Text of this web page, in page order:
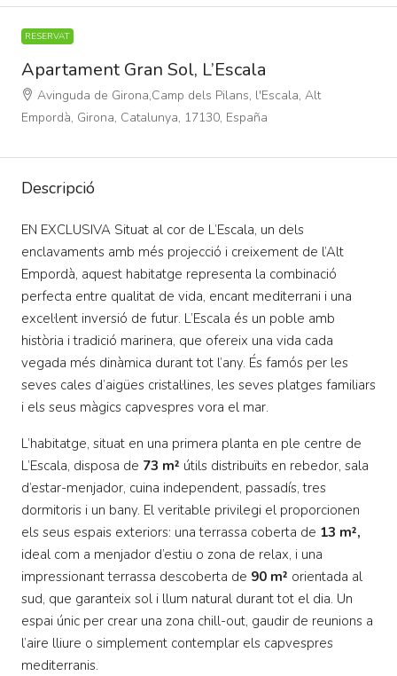
RESERVAT
Apartament Gran Sol, L’Escala
Avinguda de Girona,Camp dels Pilans, l'Escala, Alt
Empordà, Girona, Catalunya, 17130, España
Descripció
EN EXCLUSIVA Situat al cor de L’Escala, un dels
enclavaments amb més projecció i creixement de l’Alt
Empordà, aquest habitatge representa la combinació
perfecta entre qualitat de vida, encant mediterrani i una
excel·lent inversió de futur. L’Escala és un poble amb
història i tradició marinera, que ofereix una vida cada
vegada més dinàmica durant tot l’any. És famós per les
seves cales d’aigües cristal·lines, les seves platges familiars
i els seus màgics capvespres vora el mar.
L’habitatge, situat en una primera planta en ple centre de
L’Escala, disposa de 73 m² útils distribuïts en rebedor, sala
d’estar-menjador, cuina independent, passadís, tres
dormitoris i un bany. El veritable privilegi el proporcionen
els seus espais exteriors: una terrassa coberta de 13 m²,
ideal com a menjador d’estiu o zona de relax, i una
impressionant terrassa descoberta de 90 m² orientada al
sud, que garanteix sol i llum natural durant tot el dia. Un
espai únic per crear una zona chill-out, gaudir de reunions a
l’aire lliure o simplement contemplar els capvespres
mediterranis.